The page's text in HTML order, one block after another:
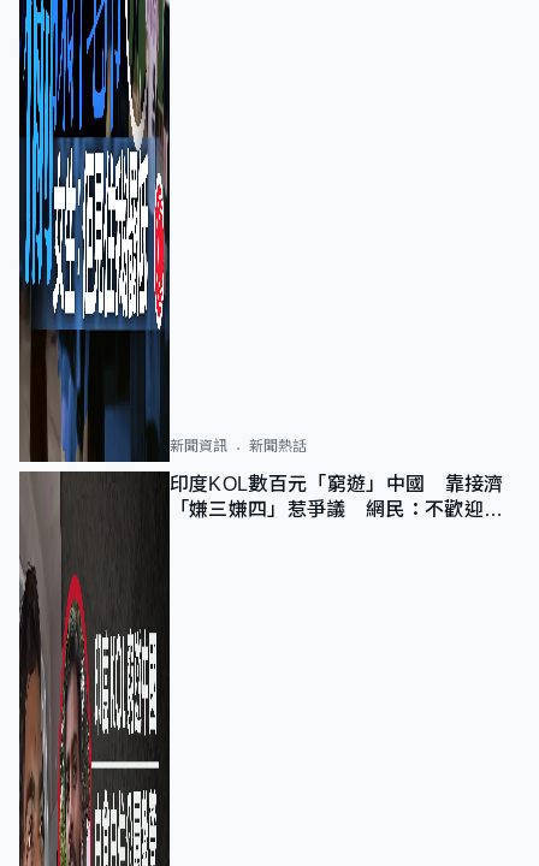
新聞資訊 新聞熱話
印度KOL數百元「窮遊」中國 靠接濟
「嫌三嫌四」惹爭議 網民：不歡迎劣